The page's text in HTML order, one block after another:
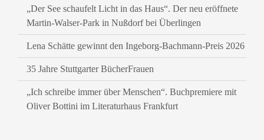
„Der See schaufelt Licht in das Haus“. Der neu eröffnete
Martin-Walser-Park in Nußdorf bei Überlingen
Lena Schätte gewinnt den Ingeborg-Bachmann-Preis 2026
35 Jahre Stuttgarter BücherFrauen
„Ich schreibe immer über Menschen“. Buchpremiere mit
Oliver Bottini im Literaturhaus Frankfurt